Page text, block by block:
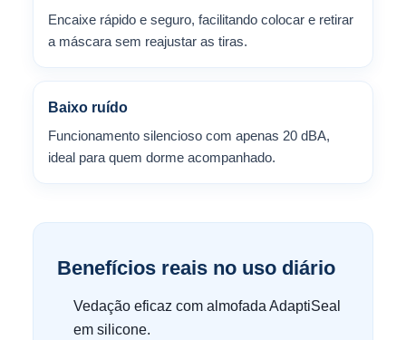
Encaixe rápido e seguro, facilitando colocar e retirar
a máscara sem reajustar as tiras.
Baixo ruído
Funcionamento silencioso com apenas 20 dBA,
ideal para quem dorme acompanhado.
Benefícios reais no uso diário
Vedação eficaz com almofada AdaptiSeal
em silicone.